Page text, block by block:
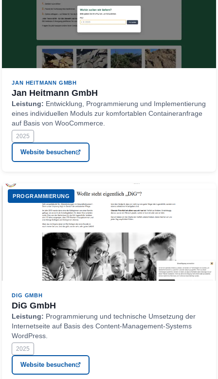
JAN HEITMANN GMBH
Jan Heitmann GmbH
Leistung: Entwicklung, Programmierung und Implementierung
eines individuellen Moduls zur komfortablen Containeranfrage
auf Basis von WooCommerce.
2025
Website besuchen
PROGRAMMIERUNG
DIG GMBH
DiG GmbH
Leistung: Programmierung und technische Umsetzung der
Internetseite auf Basis des Content-Management-Systems
WordPress.
2025
Website besuchen